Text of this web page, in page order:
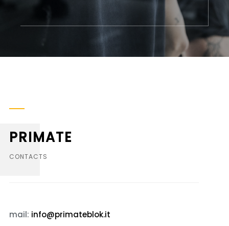
PRIMATE
CONTACTS
mail: info@primateblok.it